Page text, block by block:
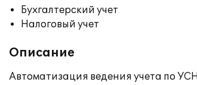
Бухгалтерский учет
Налоговый учет
Описание
Автоматизация ведения учета по